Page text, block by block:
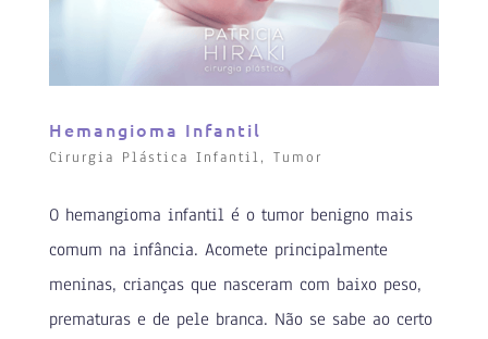
Hemangioma Infantil
Cirurgia Plástica Infantil, Tumor
O hemangioma infantil é o tumor benigno mais
comum na infância. Acomete principalmente
meninas, crianças que nasceram com baixo peso,
prematuras e de pele branca. Não se sabe ao certo